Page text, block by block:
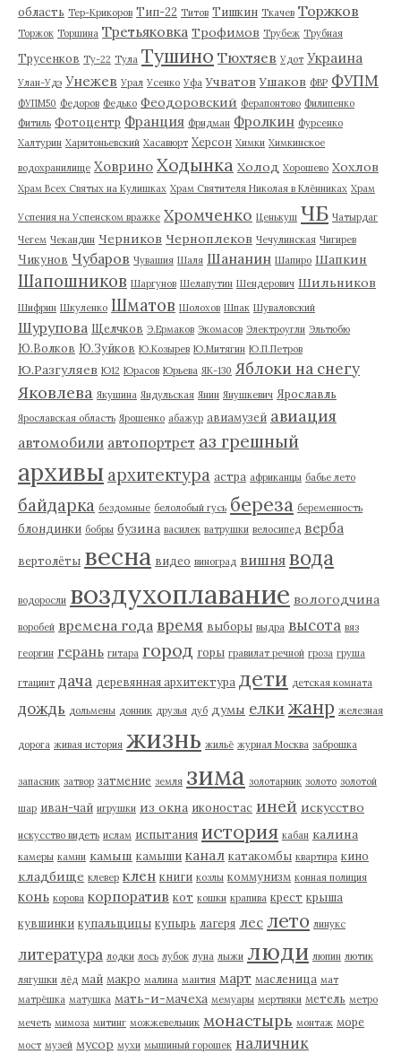
область Тер-Крикоров Тип-22 Титов Тишкин Ткачев Торжков
Торжок Торшина Третьяковка Трофимов Трубеж Трубная
Трусенков Ту-22 Тула Тушино Тюхтяев Удот Украина
Улан-Удэ Унежев Урал Усенко Уфа Учватов Ушаков ФВР ФУПМ
ФУПМ50 Федоров Федько Феодоровский Ферапонтово Филипенко
Фитиль Фотоцентр Франция Фридман Фролкин Фурсенко
Халтурин Харитоньевский Хасавюрт Херсон Химки Химкинское
водохранилище Ховрино Ходынка Холод Хорошево Хохлов
Храм Всех Святых на Кулишках Храм Святителя Николая в Клённиках Храм
Успения на Успенском вражке Хромченко Ценькуш ЧБ Чатырдаг
Чегем Чекандин Черников Черноплеков Чечулинская Чигирев
Чикунов Чубаров Чувашия Шаля Шананин Шапиро Шапкин
Шапошников Шаргунов Шелапутин Шендерович Шильников
Шифрин Шкуленко Шматов Шолохов Шпак Шуваловский
Шурупова Щелчков Э.Ермаков Экомасов Электроугли Эльтюбю
Ю.Волков Ю.Зуйков Ю.Козырев Ю.Митягин Ю.П.Петров
Ю.Разгуляев Ю12 Юрасов Юрьева ЯК-130 Яблоки на снегу
Яковлева Якушина Яндульская Янин Янушкевич Ярославль
Ярославская область Ярошенко абажур авиамузей авиация
автомобили автопортрет аз грешный
архивы архитектура астра африканцы бабье лето
байдарка бездомные белолобый гусь береза беременность
блондинки бобры бузина василек ватрушки велосипед верба
вертолёты весна видео виноград вишня вода
водоросли воздухоплавание вологодчина
воробей времена года время выборы выдра высота вяз
георгин герань гитара город горы гравилат речной гроза груша
гтацинт дача деревянная архитектура дети детская комната
дождь дольмены донник друзья дуб думы елки жанр железная
дорога живая история жизнь жильё журнал Москва заброшка
запасник затвор затмение земля зима золотарник золото золотой
шар иван-чай игрушки из окна иконостас иней искусство
искусство видеть ислам испытания история кабан калина
камеры камни камыш камыши канал катакомбы квартира кино
кладбище клевер клен книги козлы коммунизм конная полиция
конь корова корпоратив кот кошки крапива крест крыша
кувшинки купальщицы купырь лагеря лес лето линукс
литература лодки лось лубок луна лыжи люди люпин лютик
лягушки лёд май макро малина мантия март масленица мат
матрёшка матушка мать-и-мачеха мемуары мертвяки метель метро
мечеть мимоза митинг можжевельник монастырь монтаж море
мост музей мусор мухи мышиный горошек наличник